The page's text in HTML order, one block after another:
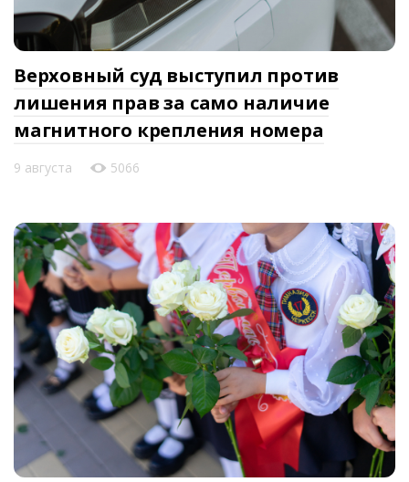
Верховный суд выступил против
лишения прав за само наличие
магнитного крепления номера
9 августа 5066